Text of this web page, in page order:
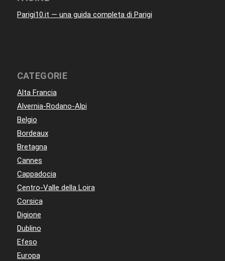
Parigi10.it — una guida completa di Parigi
CATEGORIE
Alta Francia
Alvernia-Rodano-Alpi
Belgio
Bordeaux
Bretagna
Cannes
Cappadocia
Centro-Valle della Loira
Corsica
Digione
Dublino
Efeso
Europa